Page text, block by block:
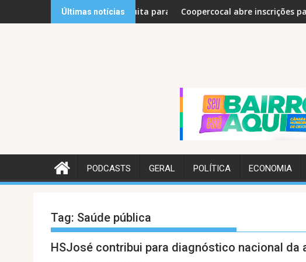
to
Últimas notícias
gratuita para pais e filhos neste sábado
Coopercocal abre inscrições para 2ª Copa Feminina
PODCASTS GERAL POLÍTICA ECONOMIA
Tag: Saúde pública
HSJosé contribui para diagnóstico nacional da